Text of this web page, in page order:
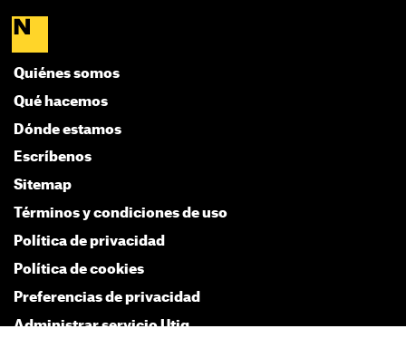
Quiénes somos
Qué hacemos
Dónde estamos
Escríbenos
Sitemap
Términos y condiciones de uso
Política de privacidad
Política de cookies
Preferencias de privacidad
Administrar servicio Utiq